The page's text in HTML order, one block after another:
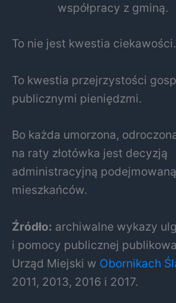
współpracy z gminą.
To nie jest kwestia ciekawości.
To kwestia przejrzystości
publicznymi pieniędzmi.
Bo każda umorzona,
na raty złotówka jest decyzją
administracyjną
mieszkańców.
Źródło: archiwalne wykazy
i pomocy publicznej
Urząd Miejski w Obornikach
2011, 2013, 2016 i 2017.